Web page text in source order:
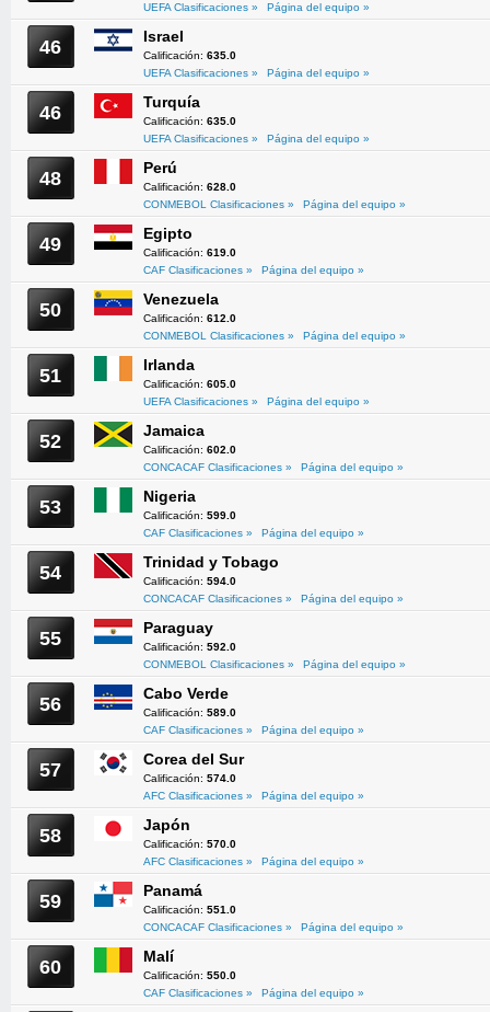
UEFA Clasificaciones »
Página del equipo »
46 Israel
Calificación: 635.0
UEFA Clasificaciones »
Página del equipo »
46 Turquía
Calificación: 635.0
UEFA Clasificaciones »
Página del equipo »
48 Perú
Calificación: 628.0
CONMEBOL Clasificaciones »
Página del equipo »
49 Egipto
Calificación: 619.0
CAF Clasificaciones »
Página del equipo »
50 Venezuela
Calificación: 612.0
CONMEBOL Clasificaciones »
Página del equipo »
51 Irlanda
Calificación: 605.0
UEFA Clasificaciones »
Página del equipo »
52 Jamaica
Calificación: 602.0
CONCACAF Clasificaciones »
Página del equipo »
53 Nigeria
Calificación: 599.0
CAF Clasificaciones »
Página del equipo »
54 Trinidad y Tobago
Calificación: 594.0
CONCACAF Clasificaciones »
Página del equipo »
55 Paraguay
Calificación: 592.0
CONMEBOL Clasificaciones »
Página del equipo »
56 Cabo Verde
Calificación: 589.0
CAF Clasificaciones »
Página del equipo »
57 Corea del Sur
Calificación: 574.0
AFC Clasificaciones »
Página del equipo »
58 Japón
Calificación: 570.0
AFC Clasificaciones »
Página del equipo »
59 Panamá
Calificación: 551.0
CONCACAF Clasificaciones »
Página del equipo »
60 Malí
Calificación: 550.0
CAF Clasificaciones »
Página del equipo »